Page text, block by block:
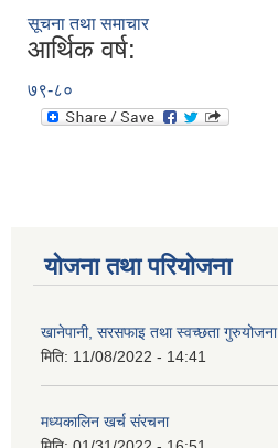
सूचना तथा समाचार
आर्थिक वर्ष:
७९-८०
योजना तथा परियोजना
खानेपानी, सरसफाइ तथा स्वच्छता गुरुयोजना
मिति: 11/08/2022 - 14:41
मध्यकालिन खर्च संरचना